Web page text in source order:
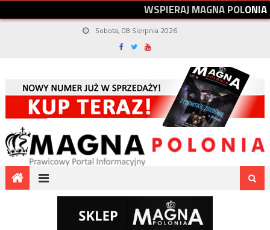
WSPIERAJMAGNAPOLONIA
Sobota, 08 Sierpnia 2026